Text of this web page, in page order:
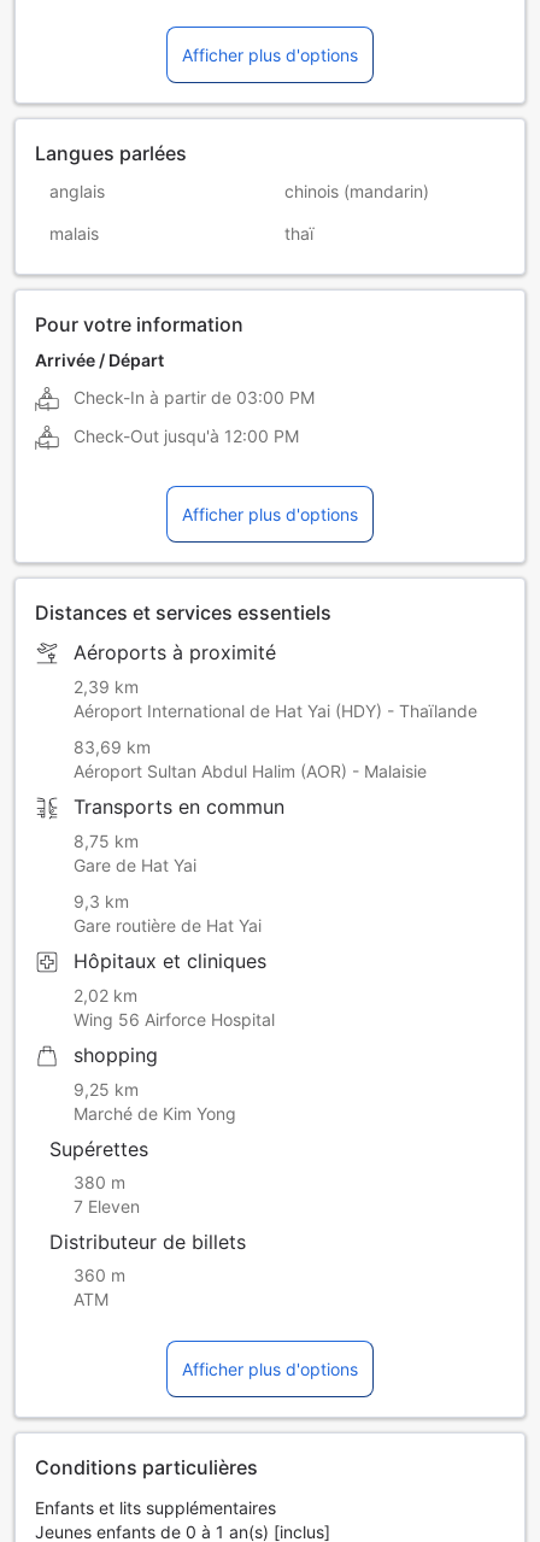
Afficher plus d'options
Langues parlées
anglais chinois (mandarin)
malais thaï
Pour votre information
Arrivée / Départ
Check-In à partir de 03:00 PM
Check-Out jusqu'à 12:00 PM
Afficher plus d'options
Distances et services essentiels
Aéroports à proximité
2,39 km
Aéroport International de Hat Yai (HDY) - Thaïlande
83,69 km
Aéroport Sultan Abdul Halim (AOR) - Malaisie
Transports en commun
8,75 km
Gare de Hat Yai
9,3 km
Gare routière de Hat Yai
Hôpitaux et cliniques
2,02 km
Wing 56 Airforce Hospital
shopping
9,25 km
Marché de Kim Yong
Supérettes
380 m
7 Eleven
Distributeur de billets
360 m
ATM
Afficher plus d'options
Conditions particulières
Enfants et lits supplémentaires
Jeunes enfants de 0 à 1 an(s) [inclus]